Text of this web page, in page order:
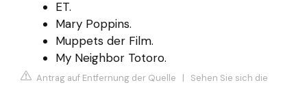
ET.
Mary Poppins.
Muppets der Film.
My Neighbor Totoro.
Antrag auf Entfernung der Quelle | Sehen Sie sich die